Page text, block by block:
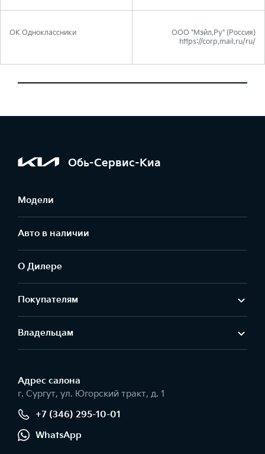
OK Одноклассники
ООО "Мэйл.Ру" (Россия)
https://corp.mail.ru/ru/
Обь-Сервис-Киа
Модели
Авто в наличии
О Дилере
Покупателям
Владельцам
Адрес салонa
г. Сургут, ул. Югорский тракт, д. 1
+7 (346) 295-10-01
WhatsApp